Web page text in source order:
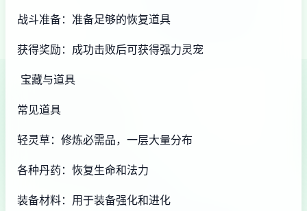
战斗准备：准备足够的恢复道具
获得奖励：成功击败后可获得强力灵宠
宝藏与道具
常见道具
轻灵草：修炼必需品，一层大量分布
各种丹药：恢复生命和法力
装备材料：用于装备强化和进化